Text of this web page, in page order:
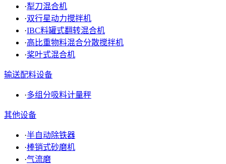
·犁刀混合机
·双行星动力搅拌机
·IBC料罐式翻转混合机
·高比重物料混合分散搅拌机
·桨叶式混合机
输送配料设备
·多组分吸料计量秤
其他设备
·半自动除铁器
·棒销式砂磨机
·气流磨